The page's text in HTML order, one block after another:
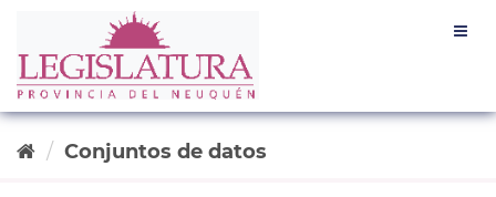
contenido
Conjuntos de datos